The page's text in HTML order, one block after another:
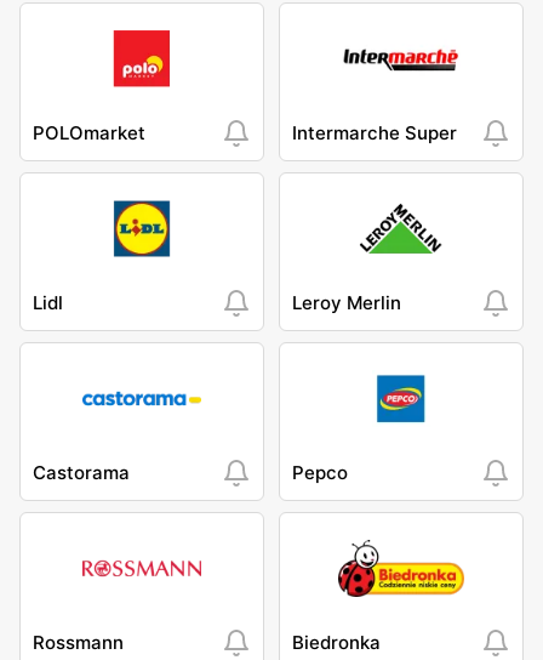
POLOmarket Intermarche Super
Lidl Leroy Merlin
Castorama Pepco
Rossmann Biedronka